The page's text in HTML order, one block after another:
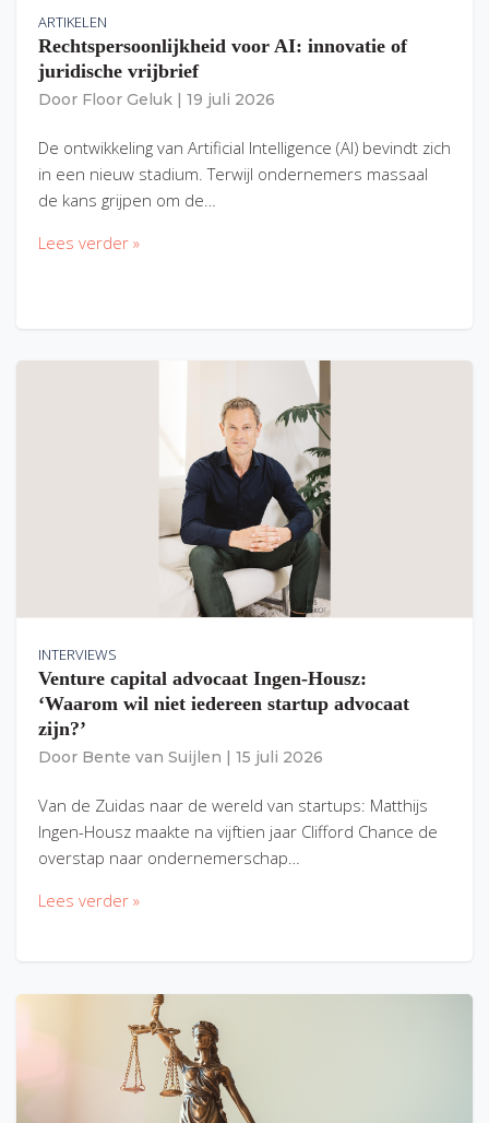
ARTIKELEN
Rechtspersoonlijkheid voor AI: innovatie of
juridische vrijbrief
Door Floor Geluk 19 juli 2026
De ontwikkeling van Artificial Intelligence (AI) bevindt zich
in een nieuw stadium. Terwijl ondernemers massaal
de kans grijpen om de…
Lees verder »
INTERVIEWS
Venture capital advocaat Ingen-Housz:
‘Waarom wil niet iedereen startup advocaat
zijn?’
Door Bente van Suijlen 15 juli 2026
Van de Zuidas naar de wereld van startups: Matthijs
Ingen-Housz maakte na vijftien jaar Clifford Chance de
overstap naar ondernemerschap…
Lees verder »